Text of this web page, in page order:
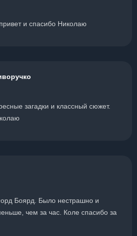
и спасибо Николаю
загадки и классный сюжет.
Боярд. Было нестрашно и
чем за час. Коле спасибо за